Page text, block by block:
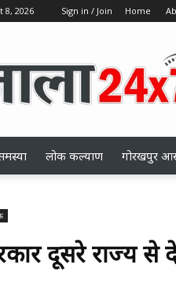
8, 2026 Sign in / Join Home
लोक कल्याण गोरखपुर
दूसरे राज्य से